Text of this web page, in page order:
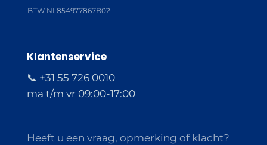
BTW NL854977867B02
Klantenservice
📞 +31 55 726 0010
ma t/m vr 09:00-17:00
Heeft u een vraag, opmerking of klacht?